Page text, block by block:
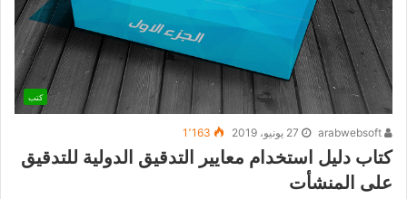
كتب
27 يونيو، 2019 1٬163
كتاب دليل استخدام معايير التدقيق الدولية للتدقيق
على المنشأت